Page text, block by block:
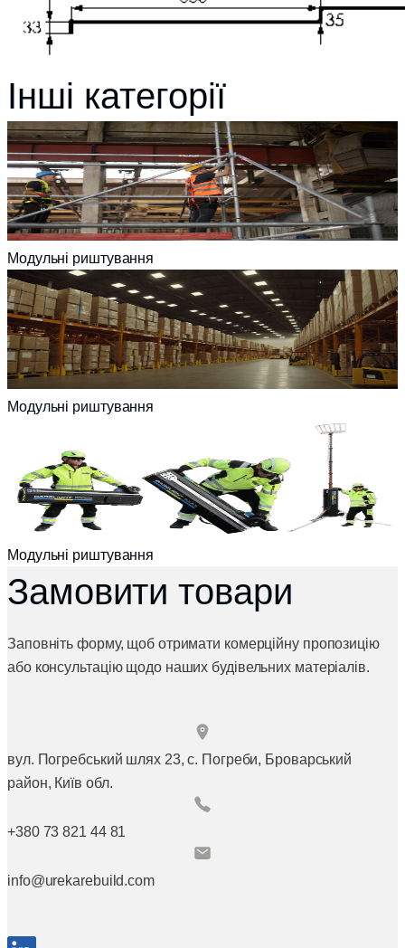
Інші категорії
Модульні риштування
Модульні риштування
Модульні риштування
Замовити товари
Заповніть форму, щоб отримати комерційну пропозицію
або консультацію щодо наших будівельних матеріалів.
вул. Погребський шлях 23, с. Погреби, Броварський
район, Київ обл.
+380 73 821 44 81
info@urekarebuild.com